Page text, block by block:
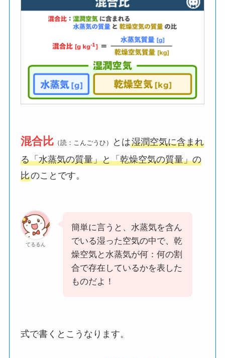
混合比 （読：こんごうひ） とは湿潤空気に含まれ
る「水蒸気の質量」と「乾燥空気の質量」の
比のことです。
てるるん
簡単に言うと、水蒸気を含ん
でいる湿った空気の中で、乾
燥空気と水蒸気が何：何の割
合で存在しているかを表した
ものだよ！
式で書くとこうなります。